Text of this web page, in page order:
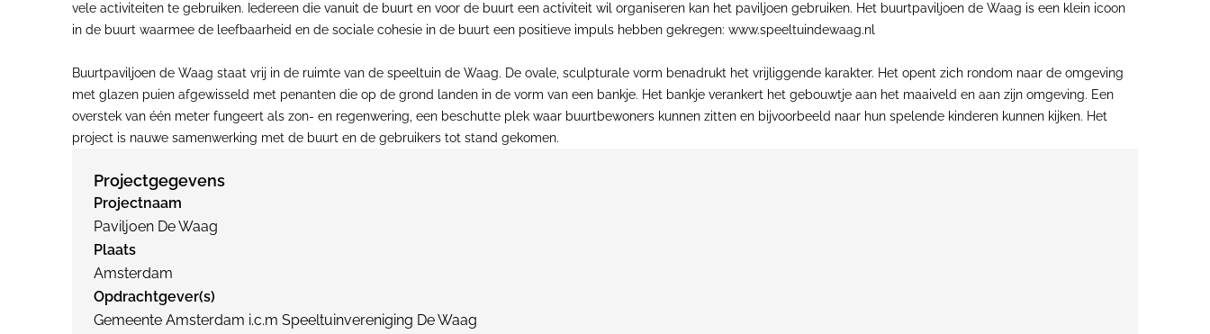
vele activiteiten te gebruiken. Iedereen die vanuit de buurt en voor de buurt een activiteit wil organiseren kan het paviljoen gebruiken. Het buurtpaviljoen de Waag is een klein icoon
in de buurt waarmee de leefbaarheid en de sociale cohesie in de buurt een positieve impuls hebben gekregen: www.speeltuindewaag.nl
Buurtpaviljoen de Waag staat vrij in de ruimte van de speeltuin de Waag. De ovale, sculpturale vorm benadrukt het vrijliggende karakter. Het opent zich rondom naar de omgeving
met glazen puien afgewisseld met penanten die op de grond landen in de vorm van een bankje. Het bankje verankert het gebouwtje aan het maaiveld en aan zijn omgeving. Een
overstek van één meter fungeert als zon- en regenwering, een beschutte plek waar buurtbewoners kunnen zitten en bijvoorbeeld naar hun spelende kinderen kunnen kijken. Het
project is nauwe samenwerking met de buurt en de gebruikers tot stand gekomen.
Projectgegevens
Projectnaam
Paviljoen De Waag
Plaats
Amsterdam
Opdrachtgever(s)
Gemeente Amsterdam i.c.m Speeltuinvereniging De Waag